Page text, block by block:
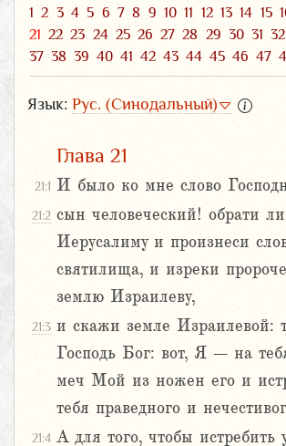
1 2 3 4 5 6 7 8 9 10 11 12 13 14 15
21 22 23 24 25 26 27 28 29 30 31 32
37 38 39 40 41 42 43 44 45 46 47
Язык: Рус. (Синодальный)
Глава 21
21:1 И было ко мне слово
21:2 сын человеческий! обрати
Иерусалиму и произнеси
святилища, и изреки
землю Израилеву,
21:3 и скажи земле Израилевой:
Господь Бог: вот, Я – на
меч Мой из ножен его и
тебя праведного и
21:4 А для того, чтобы истребить